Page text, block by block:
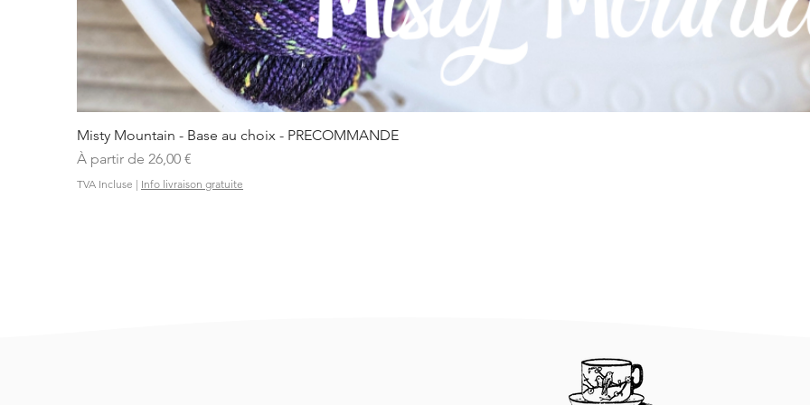
Misty Mountain - Base au choix - PRECOMMANDE
À partir de 26,00 €
Prix promotionnel
TVA Incluse | Info livraison gratuite